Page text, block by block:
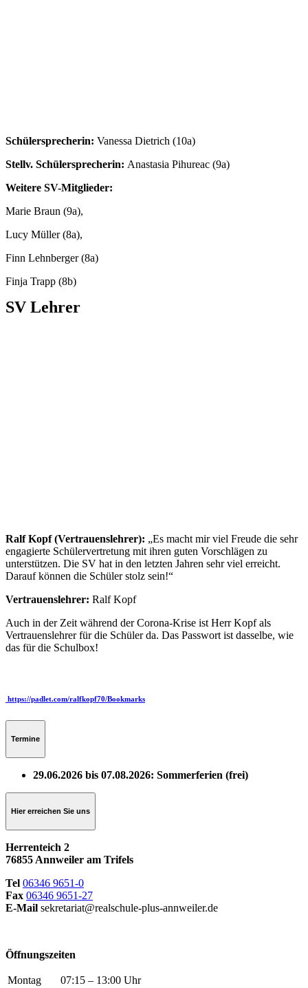
Schülersprecherin: Vanessa Dietrich (10a)
Stellv. Schülersprecherin: Anastasia Pihureac (9a)
Weitere SV-Mitglieder:
Marie Braun (9a),
Lucy Müller (8a),
Finn Lehnberger (8a)
Finja Trapp (8b)
SV Lehrer
Ralf Kopf (Vertrauenslehrer): „Es macht mir viel Freude die sehr
engagierte Schülervertretung mit ihren guten Vorschlägen zu
unterstützen. Die SV hat in den letzten Jahren sehr viel erreicht.
Darauf können die Schüler stolz sein!“
Vertrauenslehrer: Ralf Kopf
Auch in der Zeit während der Corona-Krise ist Herr Kopf als
Vertrauenslehrer für die Schüler da. Das Passwort ist dasselbe, wie
das für die Schulbox!
https://padlet.com/ralfkopf70/Bookmarks
Termine
29.06.2026 bis 07.08.2026: Sommerferien (frei)
Hier erreichen Sie uns
Herrenteich 2
76855 Annweiler am Trifels
Tel 06346 9651-0
Fax 06346 9651-27
E-Mail sekretariat@realschule-plus-annweiler.de
Öffnungszeiten
Montag
07:15 – 13:00 Uhr